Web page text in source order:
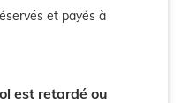
et payés à
est retardé ou